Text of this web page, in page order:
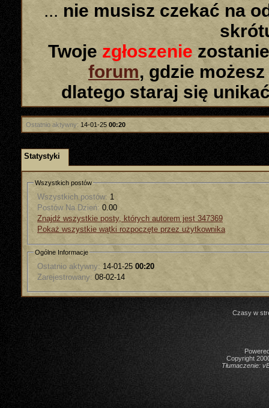
... nie musisz czekać na
Twoje zgłoszenie
forum, gdzie
dlatego staraj się
Ostatnio aktywny: 14-01-25 00:20
Statystyki
Wszystkich postów
Wszystkich postów: 1
Postów Na Dzień: 0.00
Znajdź wszystkie posty, których autorem jest 347369
Pokaż wszystkie wątki rozpoczęte przez użytkownika
Ogólne Informacje
Ostatnio aktywny: 14-01-25 00:20
Zarejestrowany: 08-02-14
Czasy w
Copyright
Tłumaczenie: